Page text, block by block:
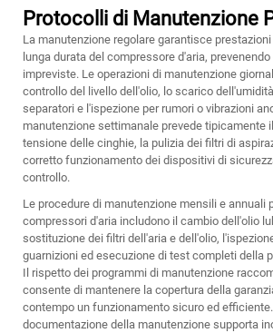
Protocolli di Manutenzione
La manutenzione regolare garantisce
lunga durata del compressore d'aria,
impreviste. Le operazioni di manutenzione
controllo del livello dell'olio, lo scarico
separatori e l'ispezione per rumori o vibrazioni
manutenzione settimanale prevede tipicamente
tensione delle cinghie, la pulizia dei filtri di
corretto funzionamento dei dispositivi di
controllo.
Le procedure di manutenzione mensili e annuali
compressori d'aria includono il cambio dell'olio
sostituzione dei filtri dell'aria e dell'olio,
guarnizioni ed esecuzione di test completi della
Il rispetto dei programmi di manutenzione
consente di mantenere la copertura della
contempo un funzionamento sicuro ed
documentazione della manutenzione supporta